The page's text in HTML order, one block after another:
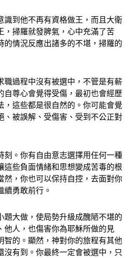
識到他不再有資格做王，而且大衛
，掃羅就發脾氣，心中充滿了苦
的情況反應出諸多的不堪，掃羅的
職過程中沒有被選中，不管是有薪
自尊心會覺得受傷，最初也會經歷
，這些都是很自然的。你可能會覺
、被誤解、受傷害、受到不公正對
刻。你有自由意志選擇用任何一種
這些負面情緒和思想變成苦毒的根
然，你也可以保持自控，去面對你
續勇敢前行。
題大做，使局勢升級成醜陋不堪的
他人，也傷害你為耶穌所做的見
智的。顯然，神對你的旅程有其他
沒有到。你最終一定會被選中，只